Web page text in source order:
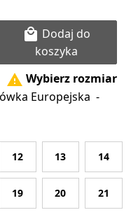

koszyka
 Wybierz rozmiar
Europejska -
12 13 14
19 20 21